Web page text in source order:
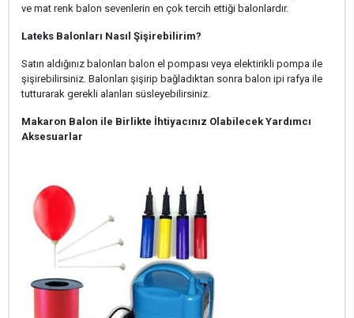
ve mat renk balon sevenlerin en çok tercih ettiği balonlardır.
Lateks Balonları Nasıl Şişirebilirim?
Satın aldığınız balonları balon el pompası veya elektirikli pompa ile
şişirebilirsiniz. Balonları şişirip bağladıktan sonra balon ipi rafya ile
tutturarak gerekli alanları süsleyebilirsiniz.
Makaron Balon ile Birlikte İhtiyacınız Olabilecek Yardımcı
Aksesuarlar